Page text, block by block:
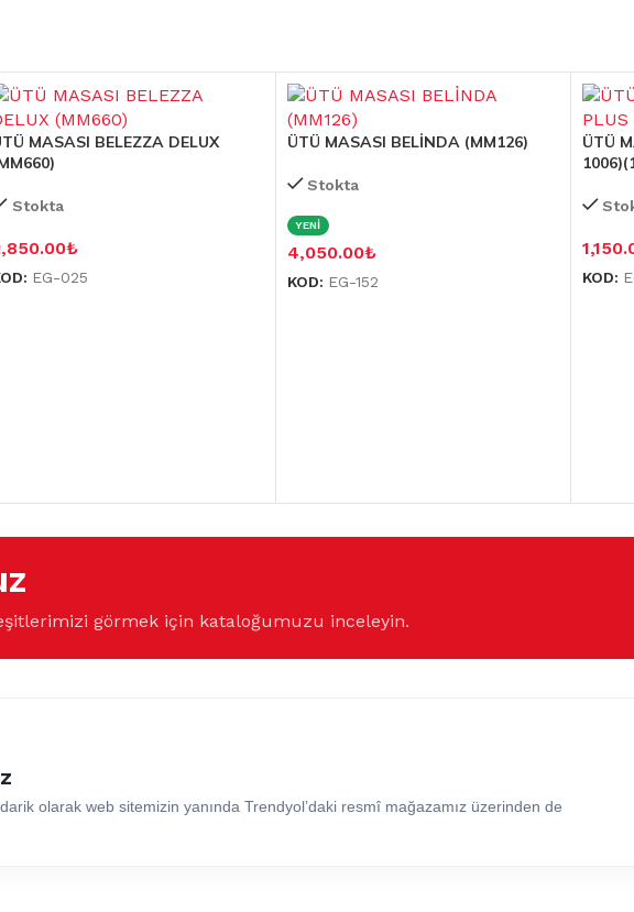
MASASI BELEZZA DELUX
Stokta
₺
EG-025
ÜTÜ MASASI BELİNDA (MM126)
Stokta
YENİ
4,050.00₺
KOD: EG-152
ÜTÜ
KOD:
görmek için kataloğumuzu inceleyin.
olarak web sitemizin yanında Trendyol’daki resmî mağazamız üzerinden de